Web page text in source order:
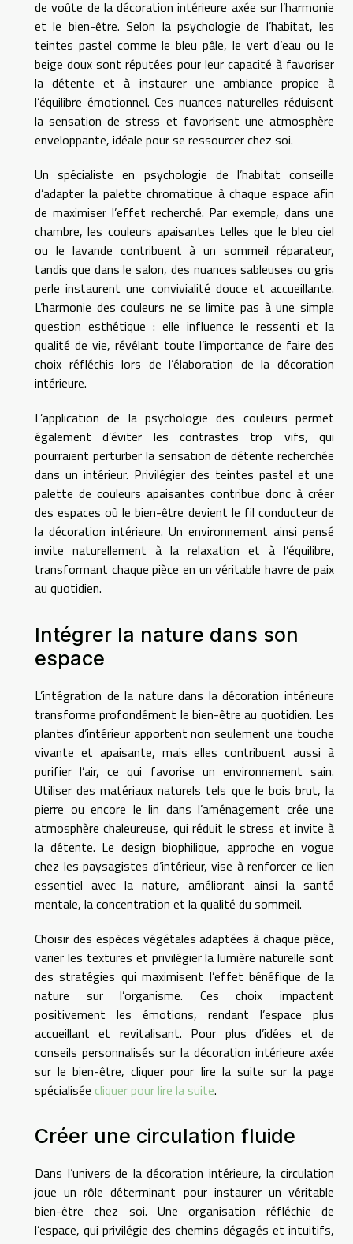
de voûte de la décoration intérieure axée sur l’harmonie
et le bien-être. Selon la psychologie de l’habitat, les
teintes pastel comme le bleu pâle, le vert d’eau ou le
beige doux sont réputées pour leur capacité à favoriser
la détente et à instaurer une ambiance propice à
l’équilibre émotionnel. Ces nuances naturelles réduisent
la sensation de stress et favorisent une atmosphère
enveloppante, idéale pour se ressourcer chez soi.
Un spécialiste en psychologie de l’habitat conseille
d’adapter la palette chromatique à chaque espace afin
de maximiser l’effet recherché. Par exemple, dans une
chambre, les couleurs apaisantes telles que le bleu ciel
ou le lavande contribuent à un sommeil réparateur,
tandis que dans le salon, des nuances sableuses ou gris
perle instaurent une convivialité douce et accueillante.
L’harmonie des couleurs ne se limite pas à une simple
question esthétique : elle influence le ressenti et la
qualité de vie, révélant toute l’importance de faire des
choix réfléchis lors de l’élaboration de la décoration
intérieure.
L’application de la psychologie des couleurs permet
également d’éviter les contrastes trop vifs, qui
pourraient perturber la sensation de détente recherchée
dans un intérieur. Privilégier des teintes pastel et une
palette de couleurs apaisantes contribue donc à créer
des espaces où le bien-être devient le fil conducteur de
la décoration intérieure. Un environnement ainsi pensé
invite naturellement à la relaxation et à l’équilibre,
transformant chaque pièce en un véritable havre de paix
au quotidien.
Intégrer la nature dans son
espace
L’intégration de la nature dans la décoration intérieure
transforme profondément le bien-être au quotidien. Les
plantes d’intérieur apportent non seulement une touche
vivante et apaisante, mais elles contribuent aussi à
purifier l’air, ce qui favorise un environnement sain.
Utiliser des matériaux naturels tels que le bois brut, la
pierre ou encore le lin dans l’aménagement crée une
atmosphère chaleureuse, qui réduit le stress et invite à
la détente. Le design biophilique, approche en vogue
chez les paysagistes d’intérieur, vise à renforcer ce lien
essentiel avec la nature, améliorant ainsi la santé
mentale, la concentration et la qualité du sommeil.
Choisir des espèces végétales adaptées à chaque pièce,
varier les textures et privilégier la lumière naturelle sont
des stratégies qui maximisent l’effet bénéfique de la
nature sur l’organisme. Ces choix impactent
positivement les émotions, rendant l’espace plus
accueillant et revitalisant. Pour plus d’idées et de
conseils personnalisés sur la décoration intérieure axée
sur le bien-être, cliquer pour lire la suite sur la page
spécialisée cliquer pour lire la suite.
Créer une circulation fluide
Dans l’univers de la décoration intérieure, la circulation
joue un rôle déterminant pour instaurer un véritable
bien-être chez soi. Une organisation réfléchie de
l’espace, qui privilégie des chemins dégagés et intuitifs,